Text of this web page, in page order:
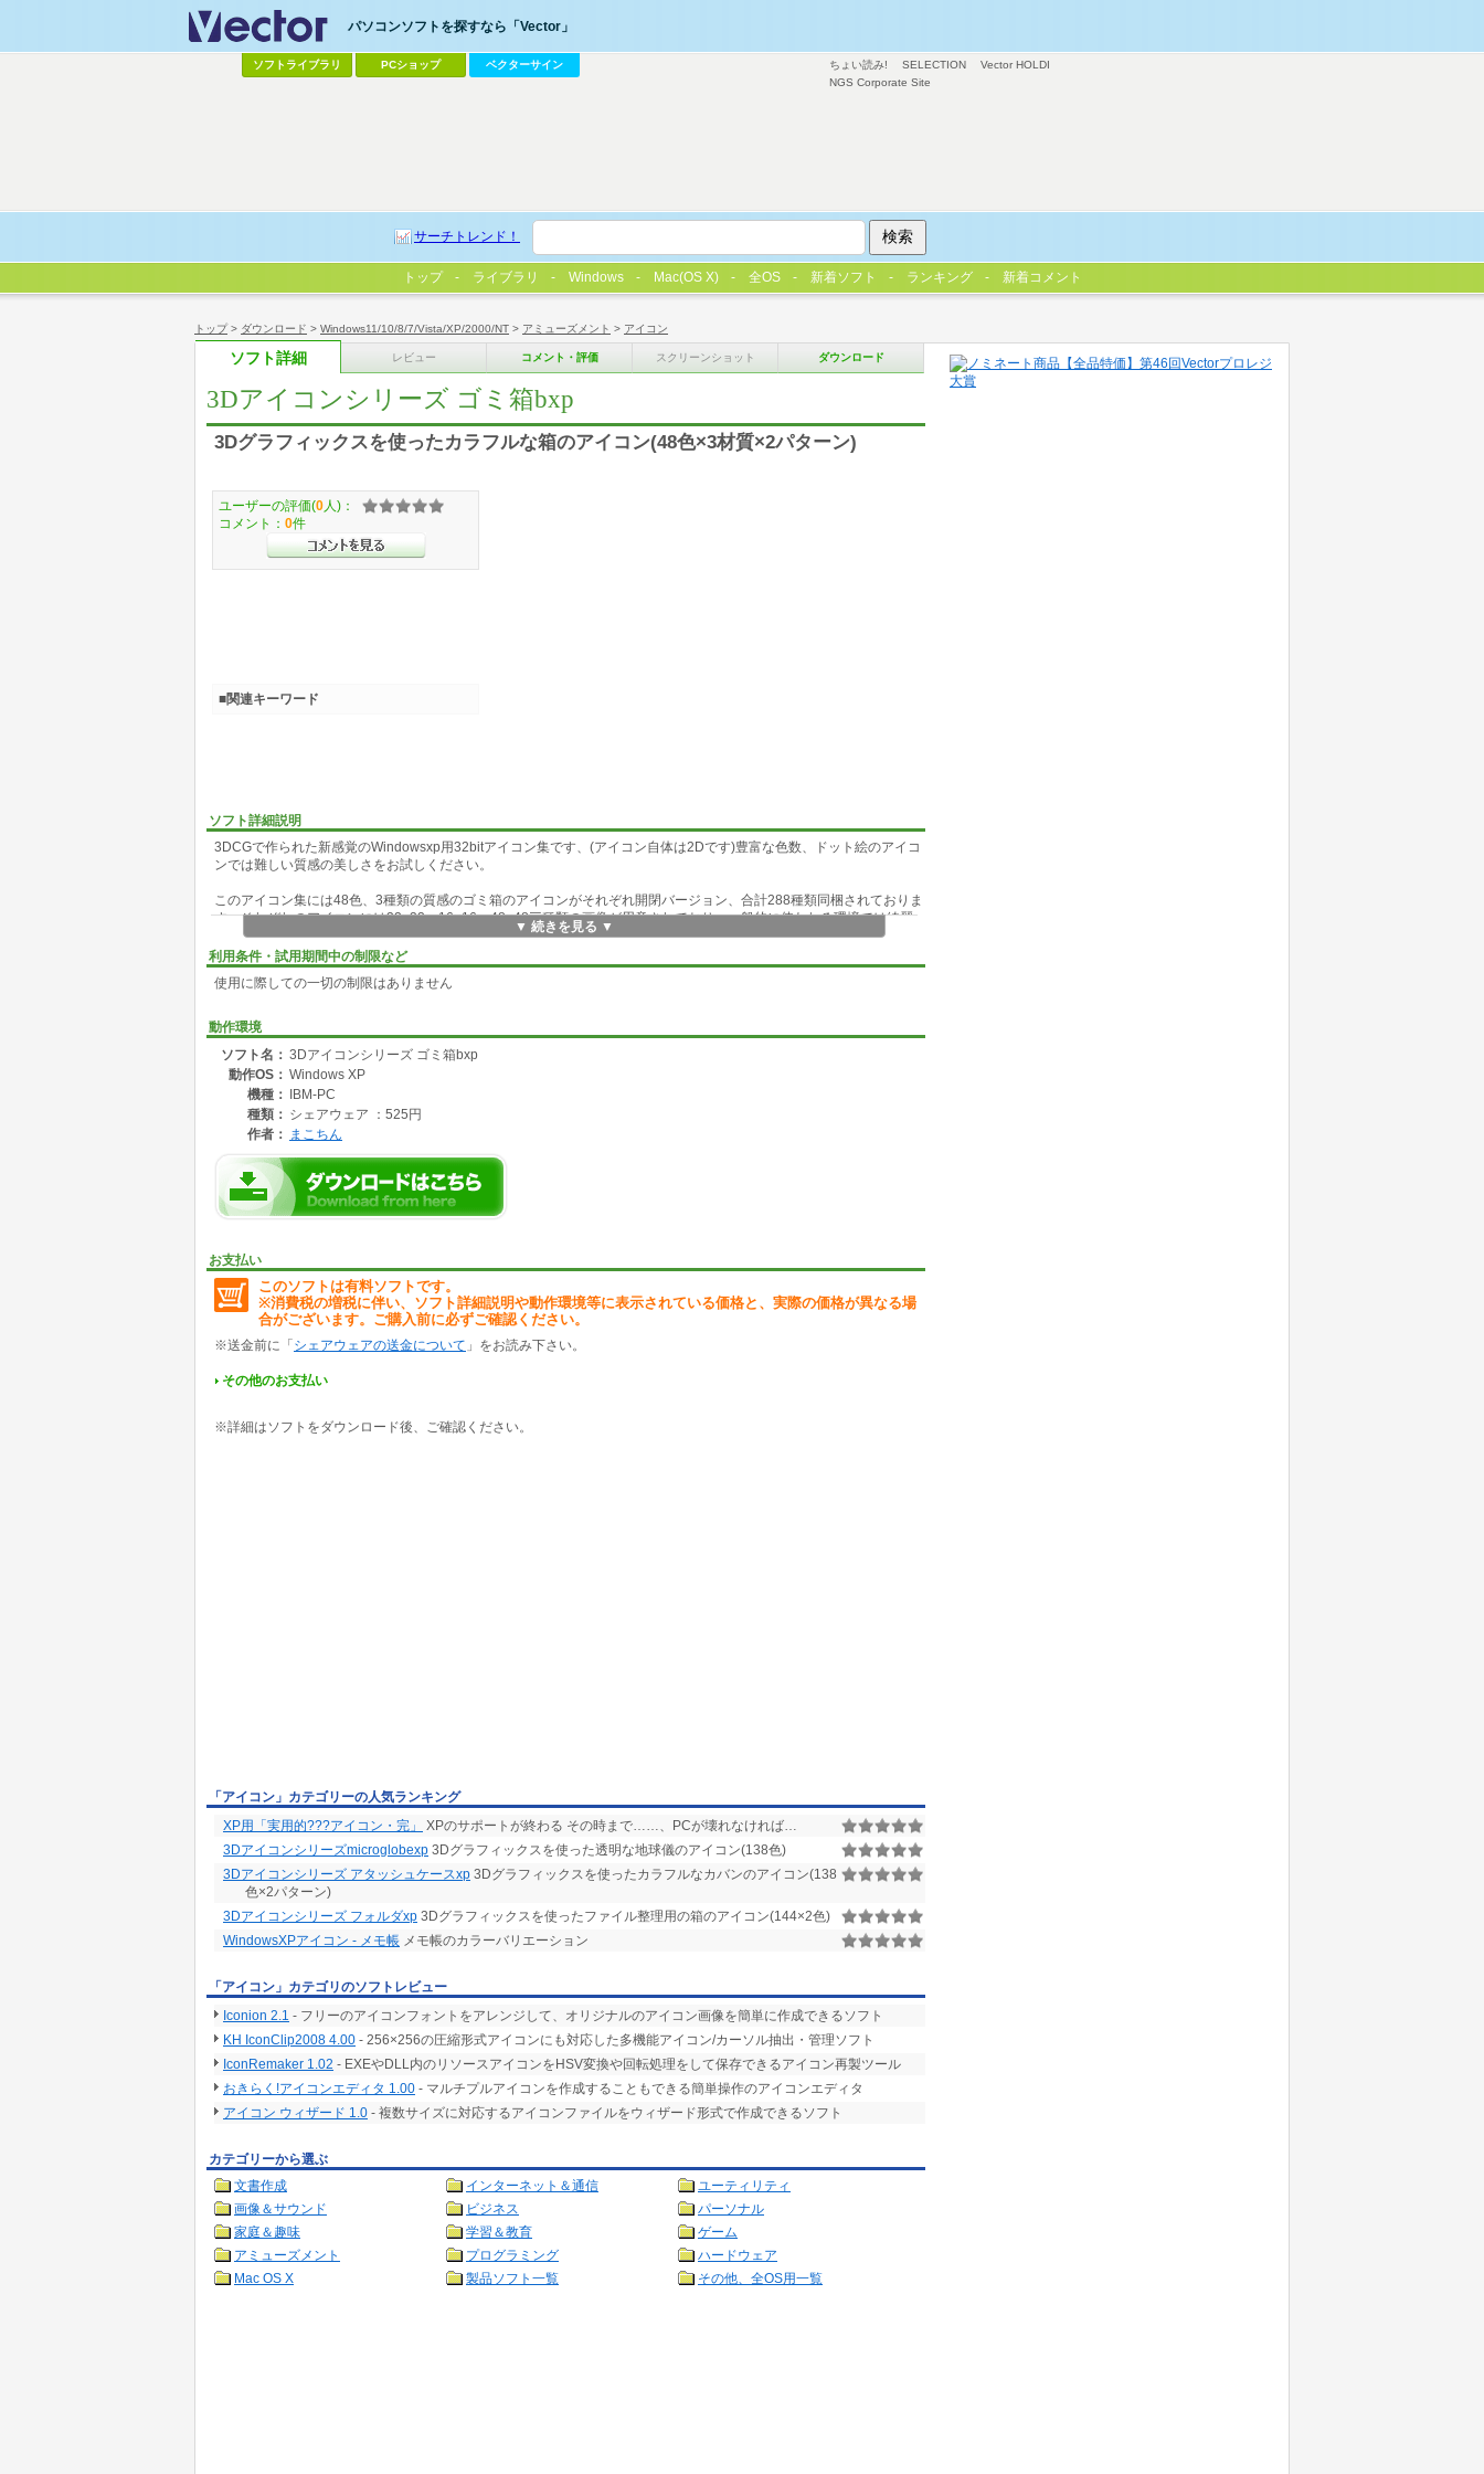
トップ> ダウンロード > Windows11/10/8/7/Vista/XP/2000/NT > アミューズメント > アイコン
ソフト詳細 レビュー コメント・評価 スクリーンショット ダウンロード
3Dアイコンシリーズ ゴミ箱bxp
3Dグラフィックスを使ったカラフルな箱のアイコン(48色×3材質×2パターン)
ソフト詳細説明
3DCGで作られた新感覚のWindowsxp用32bitアイコン集です、(アイコン自体は2Dです)豊富な色数、ドット絵のアイコ
ンでは難しい質感の美しさをお試しください。
このアイコン集には48色、3種類の質感のゴミ箱のアイコンがそれぞれ開閉バージョン、合計288種類同梱されておりま
す、それぞれのアイコンには32×32、16×16、48×48三種類の画像が用意されており、一般的に使われる環境では綺麗
に表示されます。
ゴミ箱のほかにフォルダアイコンにもどうぞ。
シェアウェアですが、試用は無料、一旦ユーザー登録すれば、全ての
3Dアイコンシリーズにユーザー登録したものとみなされますので、まずはお気軽にお試しください。
▼ 続きを見る ▼
利用条件・試用期間中の制限など
使用に際しての一切の制限はありません
動作環境
ソフト名： 3Dアイコンシリーズ ゴミ箱bxp
動作OS： Windows XP
機種：
IBM-PC
種類： シェアウェア ：525円
作者：
まこちん
お支払い
このソフトは有料ソフトです。
※消費税の増税に伴い、ソフト詳細説明や動作環境等に表示されている価格と、実際の価格が異なる場
合がございます。ご購入前に必ずご確認ください。
※送金前に「 シェアウェアの送金について 」をお読み下さい。
その他のお支払い
※詳細はソフトをダウンロード後、ご確認ください。
ユーザーの評価(0 人)：
コメント： 0件
■関連キーワード
「アイコン」カテゴリーの人気ランキング
XP用「実用的???アイコン・完」
XPのサポートが終わる その時まで……、PCが壊れなければ…
3Dアイコンシリーズmicroglobexp 3Dグラフィックスを使った透明な地球儀のアイコン(138色)
3Dアイコンシリーズ アタッシュケースxp 3Dグラフィックスを使ったカラフルなカバンのアイコン(138
色×2パターン)
3Dアイコンシリーズ フォルダxp 3Dグラフィックスを使ったファイル整理用の箱のアイコン(144×2色)
WindowsXPアイコン - メモ帳 メモ帳のカラーバリエーション
「アイコン」カテゴリのソフトレビュー
Iconion 2.1 - フリーのアイコンフォントをアレンジして、オリジナルのアイコン画像を簡単に作成できるソフト
KH IconClip2008 4.00 - 256×256の圧縮形式アイコンにも対応した多機能アイコン/カーソル抽出・管理ソフト
IconRemaker 1.02 - EXEやDLL内のリソースアイコンをHSV変換や回転処理をして保存できるアイコン再製ツール
おきらく!アイコンエディタ 1.00 - マルチプルアイコンを作成することもできる簡単操作のアイコンエディタ
アイコン ウィザード 1.0 - 複数サイズに対応するアイコンファイルをウィザード形式で作成できるソフト
カテゴリーから選ぶ
文書作成
インターネット＆通信
ユーティリティ
画像＆サウンド
ビジネス
パーソナル
家庭＆趣味
学習＆教育
ゲーム
アミューズメント
プログラミング
ハードウェア
Mac OS X
製品ソフト一覧 その他、全OS用一覧
ちょい読み! SELECTION
Vector HOLDI
NGS Corporate Site
パソコンソフトを探すなら「Vector」
ソフトライブラリ PCショップ ベクターサイン
サーチトレンド！
トップ ライブラリ Windows Mac(OS X) 全OS 新着ソフト ランキング 新着コメント